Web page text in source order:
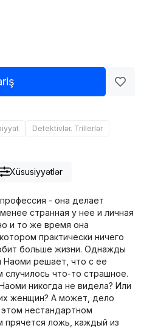
Detektivlər. Trillerlər
Xüsusiyyətlər
- она делает
странная у нее и личная
и то же время она
практически ничего
больше жизни. Однажды
Наоми решает, что с ее
что-то страшное.
никогда не видела? Или
женщин? А может, дело
нестандартном
прячется ложь, каждый из